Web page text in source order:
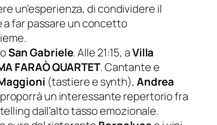
un’esperienza, di condividere il
far passare un concetto
San Gabriele. Alle 21:15, aVilla
FARAÒ QUARTET. Cantante e
(tastiere e synth), Andrea
un interessante repertorio fra
dall’alto tasso emozionale.